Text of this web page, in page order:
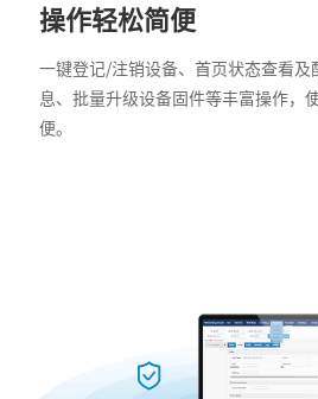
操作轻松简便
一键登记/注销设备、首页状态查看及
息、批量升级设备固件等丰富操作，
便。